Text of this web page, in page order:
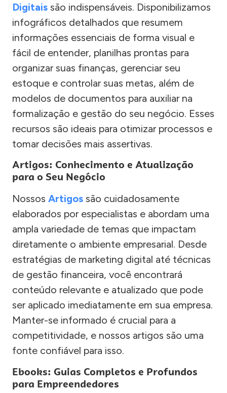
Digitais são indispensáveis. Disponibilizamos
infográficos detalhados que resumem
informações essenciais de forma visual e
fácil de entender, planilhas prontas para
organizar suas finanças, gerenciar seu
estoque e controlar suas metas, além de
modelos de documentos para auxiliar na
formalização e gestão do seu negócio. Esses
recursos são ideais para otimizar processos e
tomar decisões mais assertivas.
Artigos: Conhecimento e Atualização
para o Seu Negócio
Nossos Artigos são cuidadosamente
elaborados por especialistas e abordam uma
ampla variedade de temas que impactam
diretamente o ambiente empresarial. Desde
estratégias de marketing digital até técnicas
de gestão financeira, você encontrará
conteúdo relevante e atualizado que pode
ser aplicado imediatamente em sua empresa.
Manter-se informado é crucial para a
competitividade, e nossos artigos são uma
fonte confiável para isso.
Ebooks: Guias Completos e Profundos
para Empreendedores